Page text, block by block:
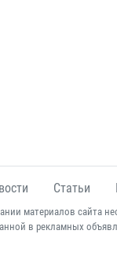
Статьи
материалов сайта
в рекламных